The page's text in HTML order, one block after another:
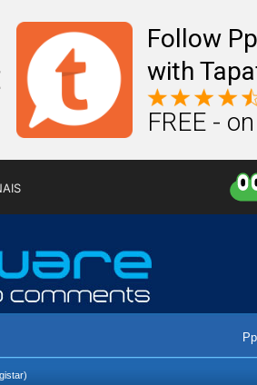
Follow
with
FREE -
)